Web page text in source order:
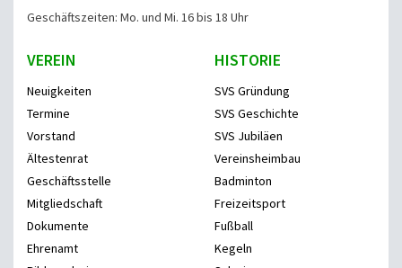
Geschäftszeiten: Mo. und Mi. 16 bis 18 Uhr
VEREIN
Neuigkeiten
Termine
Vorstand
Ältestenrat
Geschäftsstelle
Mitgliedschaft
Dokumente
Ehrenamt
HISTORIE
SVS Gründung
SVS Geschichte
SVS Jubiläen
Vereinsheimbau
Badminton
Freizeitsport
Fußball
Kegeln